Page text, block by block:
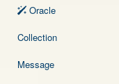
Oracle
Collection
Message